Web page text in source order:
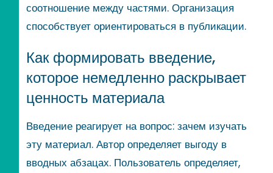
соотношение между частями. Организация
способствует ориентироваться в публикации.
Как формировать введение,
которое немедленно раскрывает
ценность материала
Введение реагирует на вопрос: зачем изучать
эту материал. Автор определяет выгоду в
вводных абзацах. Пользователь определяет,